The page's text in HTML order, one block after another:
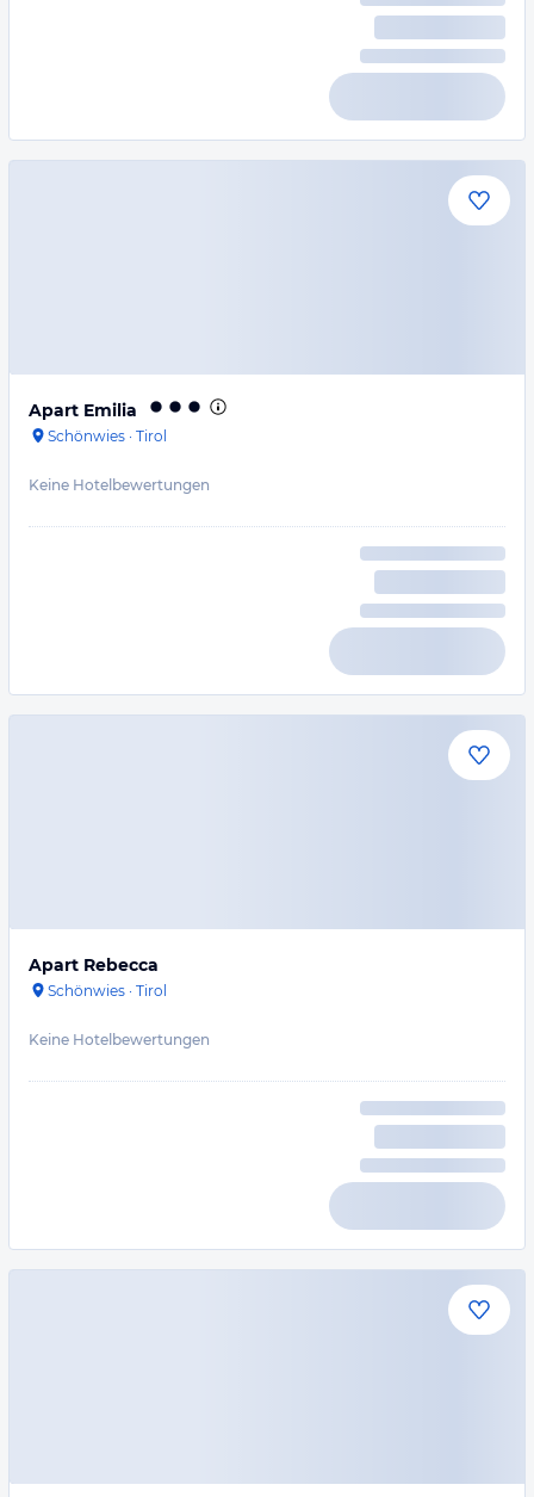
Apart Emilia
Schönwies · Tirol
Keine Hotelbewertungen
Apart Rebecca
Schönwies · Tirol
Keine Hotelbewertungen